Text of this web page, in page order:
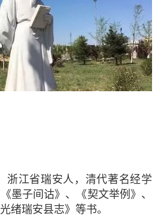
浙江省瑞安人，清代著名经学
墨子间诂》、《契文举例》、
绪瑞安县志》等书。